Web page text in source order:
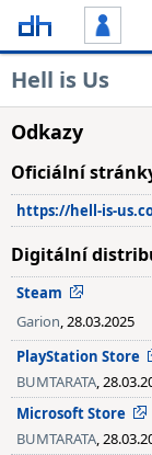
Hell is Us
Odkazy
Oficiální
https://hell-is-
Digitální
Steam
Garion, 28.03.2025
PlayStation Store
BUMTARATA,
Microsoft Store
BUMTARATA,